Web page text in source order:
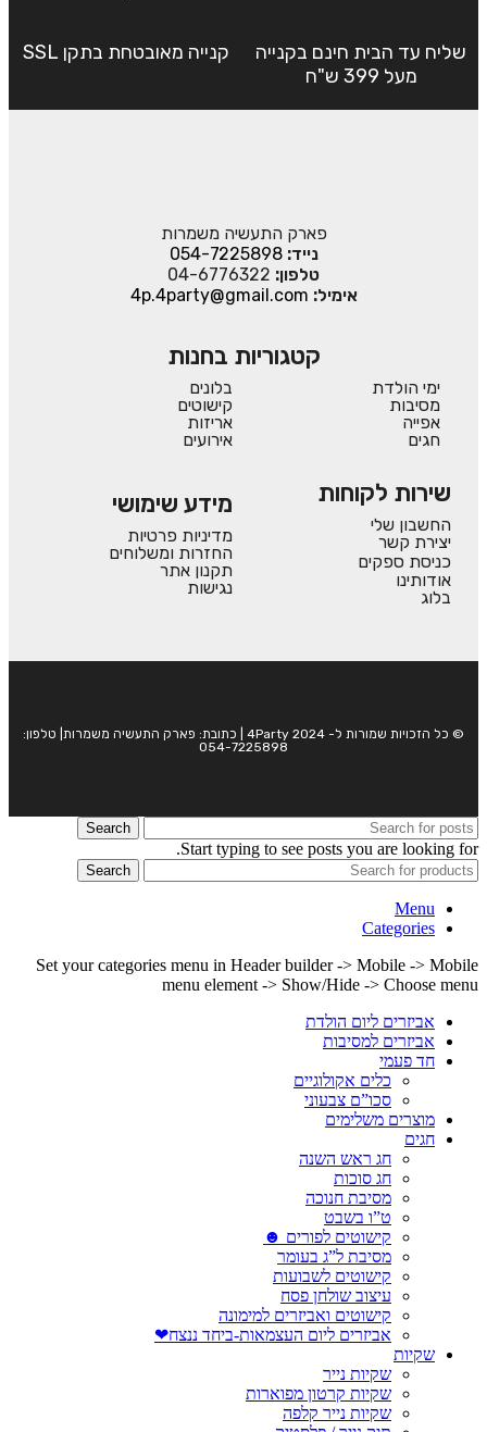
שליח עד הבית חינם בקנייה
מעל 399 ש"ח
קנייה מאובטחת בתקן SSL
פארק התעשיה משמרות
נייד:054-7225898
טלפון: 04-6776322
אימיל: 4p.4party@gmail.com
קטגוריות בחנות
ימי הולדת
מסיבות
אפייה
חגים
בלונים
קישוטים
אריזות
אירועים
שירות לקוחות
החשבון שלי
יצירת קשר
כניסת ספקים
אודותינו
בלוג
מידע שימושי
מדיניות פרטיות
החזרות ומשלוחים
תקנון אתר
נגישות
© כל הזכויות שמורות ל- 4Party 2024 | כתובת: פארק התעשיה משמרות| טלפון:
054-7225898
Search
Start typing to see posts you are looking for.
Search
Menu
Categories
Set your categories menu in Header builder -> Mobile -> Mobile
menu element -> Show/Hide -> Choose menu
אביזרים ליום הולדת
אביזרים למסיבות
חד פעמי
כלים אקולוגיים
סכו”ם צבעוני
מוצרים משלימים
חגים
חג ראש השנה
חג סוכות
מסיבת חנוכה
ט”ו בשבט
קישוטים לפורים ☻
מסיבת ל”ג בעומר
קישוטים לשבועות
עיצוב שולחן פסח
קישוטים ואביזרים למימונה
אביזרים ליום העצמאות-ביחד ננצח❤
שקיות
שקיות נייר
שקיות קרטון מפוארות
שקיות נייר קלפה